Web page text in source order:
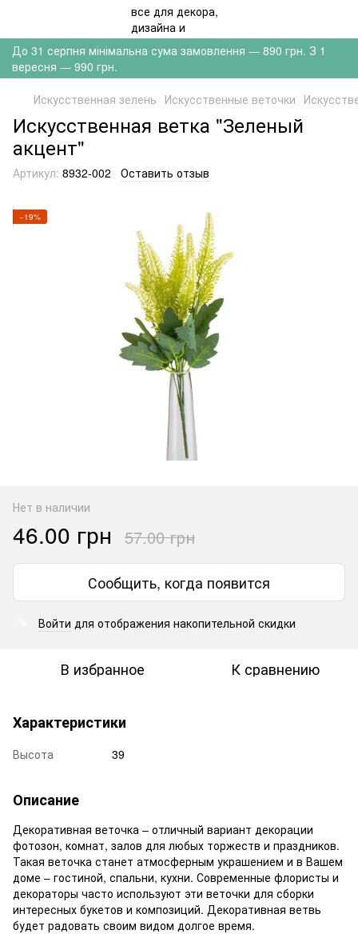
До 31 серпня мінімальна сума замовлення — 890 грн. З 1
вересня — 990 грн.
Искусственная зелень Искусственные веточки
Искусственная ветка "Зеленый
акцент"
Артикул: 8932-002 Оставить отзыв
−19%
Нет в наличии
46.00 грн 57.00 грн
Сообщить, когда появится
Войти для отображения накопительной скидки
В избранное К сравнению
Характеристики
Высота 39
Описание
Декоративная веточка – отличный вариант декорации
фотозон, комнат, залов для любых торжеств и праздников.
Такая веточка станет атмосферным украшением и в Вашем
доме – гостиной, спальни, кухни. Современные флористы и
декораторы часто используют эти веточки для сборки
интересных букетов и композиций. Декоративная ветвь
будет радовать своим видом долгое время.